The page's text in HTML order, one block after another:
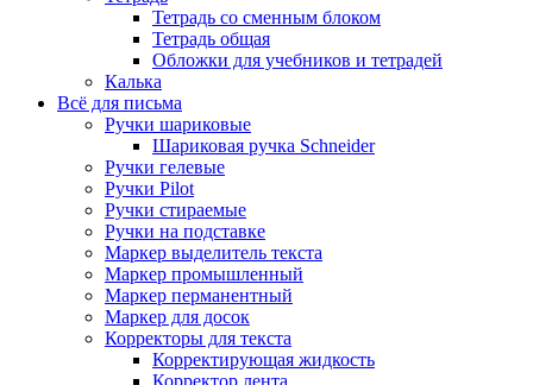
Тетрадь со сменным блоком
Тетрадь общая
Обложки для учебников и тетрадей
Калька
Всё для письма
Ручки шариковые
Шариковая ручка Schneider
Ручки гелевые
Ручки Pilot
Ручки стираемые
Ручки на подставке
Маркер выделитель текста
Маркер промышленный
Маркер перманентный
Маркер для досок
Корректоры для текста
Корректирующая жидкость
Корректор лента